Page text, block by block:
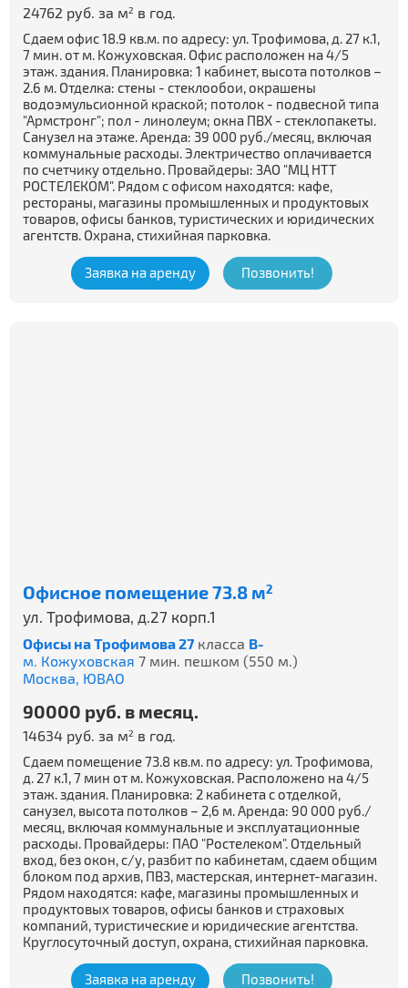
24762 руб. за м2 в год.
Сдаем офис 18.9 кв.м. по адресу: ул. Трофимова, д. 27 к.1,
7 мин. от м. Кожуховская. Офис расположен на 4/5
этаж. здания. Планировка: 1 кабинет, высота потолков –
2.6 м. Отделка: стены - стеклообои, окрашены
водоэмульсионной краской; потолок - подвесной типа
"Армстронг"; пол - линолеум; окна ПВХ - стеклопакеты.
Санузел на этаже. Аренда: 39 000 руб./месяц, включая
коммунальные расходы. Электричество оплачивается
по счетчику отдельно. Провайдеры: ЗАО "МЦ НТТ
РОСТЕЛЕКОМ". Рядом с офисом находятся: кафе,
рестораны, магазины промышленных и продуктовых
товаров, офисы банков, туристических и юридических
агентств. Охрана, стихийная парковка.
Заявка на аренду Позвонить!
Офисное помещение 73.8 м2
ул. Трофимова, д.27 корп.1
Офисы на Трофимова 27 класса B-
м. Кожуховская 7 мин. пешком (550 м.)
Москва, ЮВАО
90000 руб. в месяц.
14634 руб. за м2 в год.
Сдаем помещение 73.8 кв.м. по адресу: ул. Трофимова,
д. 27 к.1, 7 мин от м. Кожуховская. Расположено на 4/5
этаж. здания. Планировка: 2 кабинета с отделкой,
санузел, высота потолков – 2,6 м. Аренда: 90 000 руб./
месяц, включая коммунальные и эксплуатационные
расходы. Провайдеры: ПАО "Ростелеком". Отдельный
вход, без окон, с/у, разбит по кабинетам, сдаем общим
блоком под архив, ПВЗ, мастерская, интернет-магазин.
Рядом находятся: кафе, магазины промышленных и
продуктовых товаров, офисы банков и страховых
компаний, туристические и юридические агентства.
Круглосуточный доступ, охрана, стихийная парковка.
Заявка на аренду Позвонить!